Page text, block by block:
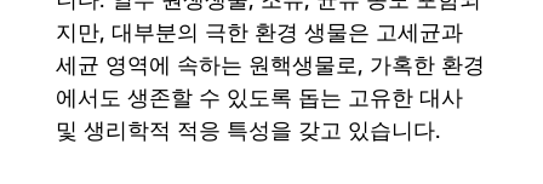
지만, 대부분의 극한 환경 생물은 고세균과
세균 영역에 속하는 원핵생물로, 가혹한 환경
에서도 생존할 수 있도록 돕는 고유한 대사
및 생리학적 적응 특성을 갖고 있습니다.